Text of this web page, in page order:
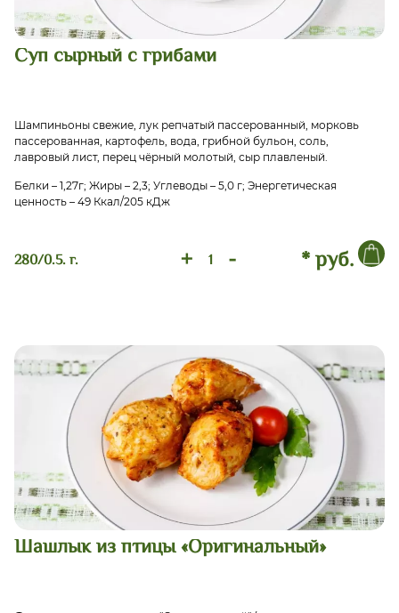
Суп сырный с грибами
Шампиньоны свежие, лук репчатый пассерованный, морковь
пассерованная, картофель, вода, грибной бульон, соль,
лавровый лист, перец чёрный молотый, сыр плавленый.
Белки – 1,27г; Жиры – 2,3; Углеводы – 5,0 г; Энергетическая
ценность – 49 Ккал/205 кДж
280/0.5. г. + - * руб.
Шашлык из птицы «Оригинальный»